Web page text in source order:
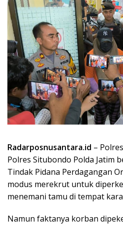
Radarposnusantara.id –
Polres Situbondo Polda Jatim
Tindak Pidana Perdagangan
modus merekrut untuk
menemani tamu di tempat
Namun faktanya korban